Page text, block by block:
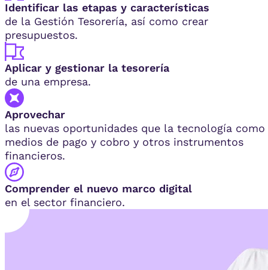
Identificar las etapas y características
de la Gestión Tesorería, así como crear
presupuestos.
Aplicar y gestionar la tesorería
de una empresa.
Aprovechar
las nuevas oportunidades que la tecnología como
medios de pago y cobro y otros instrumentos
financieros.
Comprender el nuevo marco digital
en el sector financiero.